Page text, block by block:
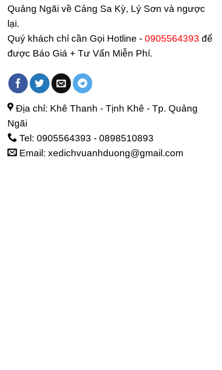
Quảng Ngãi về Cảng Sa Kỳ, Lý Sơn và ngược
lại.
Quý khách chỉ cần Gọi Hotline - 0905564393 để
được Báo Giá + Tư Vấn Miễn Phí.
Địa chỉ: Khê Thanh - Tịnh Khê - Tp. Quảng
Ngãi
Tel: 0905564393 - 0898510893
Email: xedichvuanhduong@gmail.com